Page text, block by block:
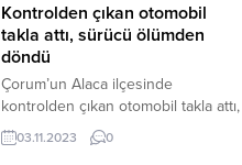
ettiklerini belirten Halk Eğitim
Müdürü Nihat Haluk Uğraş,
”Yüzyılın felaketini yaşadığımız
depremde ihtiyaç...
Kontrolden çıkan otomobil
takla attı, sürücü ölümden
döndü
Çorum’un Alaca ilçesinde
kontrolden çıkan otomobil takla attı,
sürücü ölümden döndü.Kaza,
Alaca-Eskiyapar köyü yolunda
03.11.2023 0